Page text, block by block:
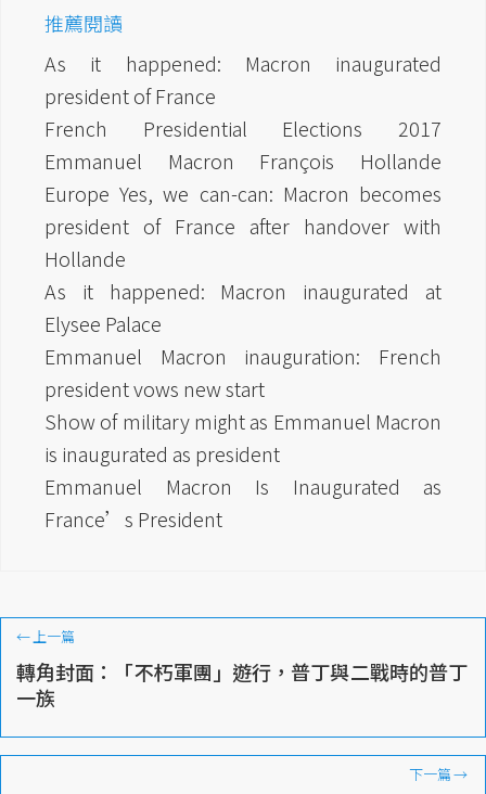
推薦閱讀
As it happened: Macron inaugurated
president of France
French Presidential Elections 2017
Emmanuel Macron François Hollande
Europe Yes, we can-can: Macron becomes
president of France after handover with
Hollande
As it happened: Macron inaugurated at
Elysee Palace
Emmanuel Macron inauguration: French
president vows new start
Show of military might as Emmanuel Macron
is inaugurated as president
Emmanuel Macron Is Inaugurated as
France’s President
←上一篇
轉角封面：「不朽軍團」遊行，普丁與二戰時的普丁
一族
下一篇→